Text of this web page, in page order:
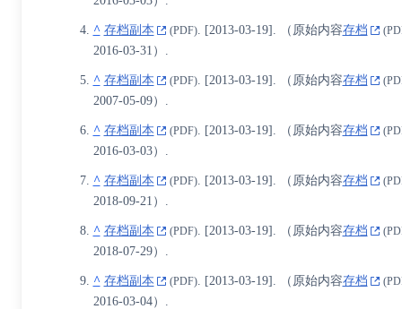
^ 存档副本 (PDF). [2013-03-19] . （原始内容存档
2016-03-31）.
^ 存档副本 (PDF). [2013-03-19] . （原始内容存档
2007-05-09）.
^ 存档副本 (PDF). [2013-03-19] . （原始内容存档
2016-03-03）.
^ 存档副本 (PDF). [2013-03-19] . （原始内容存档
2018-09-21）.
^ 存档副本 (PDF). [2013-03-19] . （原始内容存档
2018-07-29）.
^ 存档副本 (PDF). [2013-03-19] . （原始内容存档
2016-03-04）.